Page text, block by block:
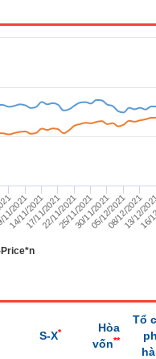
2021
14/11/2021
17/11/2021
22/11/2021
25/11/2021
30/11/2021
05/12/2021
08/12/2021
13/12/16/
S-X*
Hòa
vốn**
Tổ